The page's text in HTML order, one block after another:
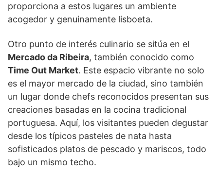
proporciona a estos lugares un ambiente
acogedor y genuinamente lisboeta.
Otro punto de interés culinario se sitúa en el
Mercado da Ribeira, también conocido como
Time Out Market. Este espacio vibrante no solo
es el mayor mercado de la ciudad, sino también
un lugar donde chefs reconocidos presentan sus
creaciones basadas en la cocina tradicional
portuguesa. Aquí, los visitantes pueden degustar
desde los típicos pasteles de nata hasta
sofisticados platos de pescado y mariscos, todo
bajo un mismo techo.